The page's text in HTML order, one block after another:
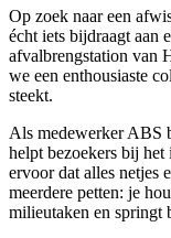
Op zoek naar een
écht iets bijdraagt aan
afvalbrengstation van
we een enthousiaste
steekt.
Als medewerker ABS
helpt bezoekers bij
ervoor dat alles netjes
meerdere petten: je
milieutaken en springt